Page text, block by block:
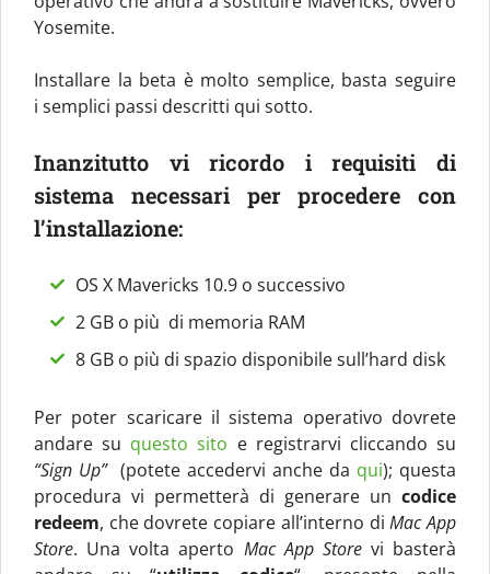
Yosemite.
Installare la beta è molto semplice, basta seguire
i semplici passi descritti qui sotto.
Inanzitutto vi ricordo i requisiti di
sistema necessari per procedere con
l’installazione:
OS X Mavericks 10.9 o successivo
2 GB o più di memoria RAM
8 GB o più di spazio disponibile sull’hard disk
Per poter scaricare il sistema operativo dovrete
andare su questo sito e registrarvi cliccando su
“Sign Up”(potete accedervi anche da qui); questa
procedura vi permetterà di generare un codice
redeem, che dovrete copiare all’interno diMac App
Store. Una volta aperto Mac App Store vi basterà